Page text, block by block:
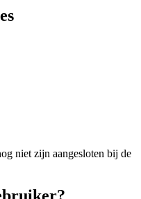
niet zijn aangesloten bij de